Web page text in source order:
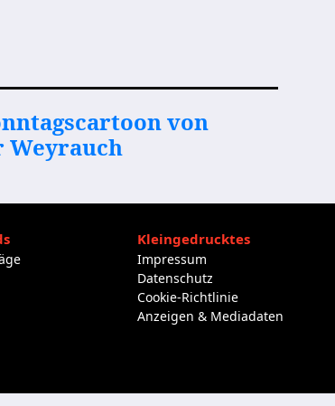
von
Weyrauch
Kleingedrucktes
Impressum
Datenschutz
Cookie-Richtlinie
Anzeigen & Mediadaten